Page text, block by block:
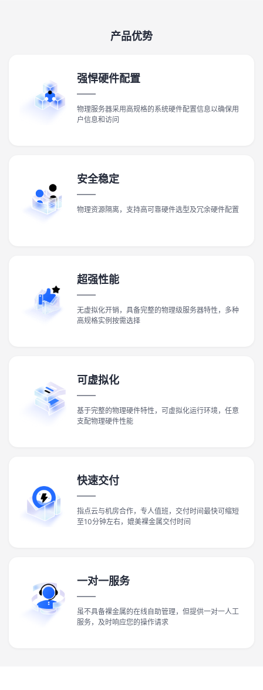
产品优势
强悍硬件配置
物理服务器采用高规格的系统硬件配置信息以确保用
户信息和访问
安全稳定
物理资源隔离，支持高可靠硬件选型及冗余硬件配置
超强性能
无虚拟化开销，具备完整的物理级服务器特性，多种
高规格实例按需选择
可虚拟化
基于完整的物理硬件特性，可虚拟化运行环境，任意
支配物理硬件性能
快速交付
指点云与机房合作，专人值班，交付时间最快可缩短
至10分钟左右，媲美裸金属交付时间
一对一服务
虽不具备裸金属的在线自助管理，但提供一对一人工
服务，及时响应您的操作请求